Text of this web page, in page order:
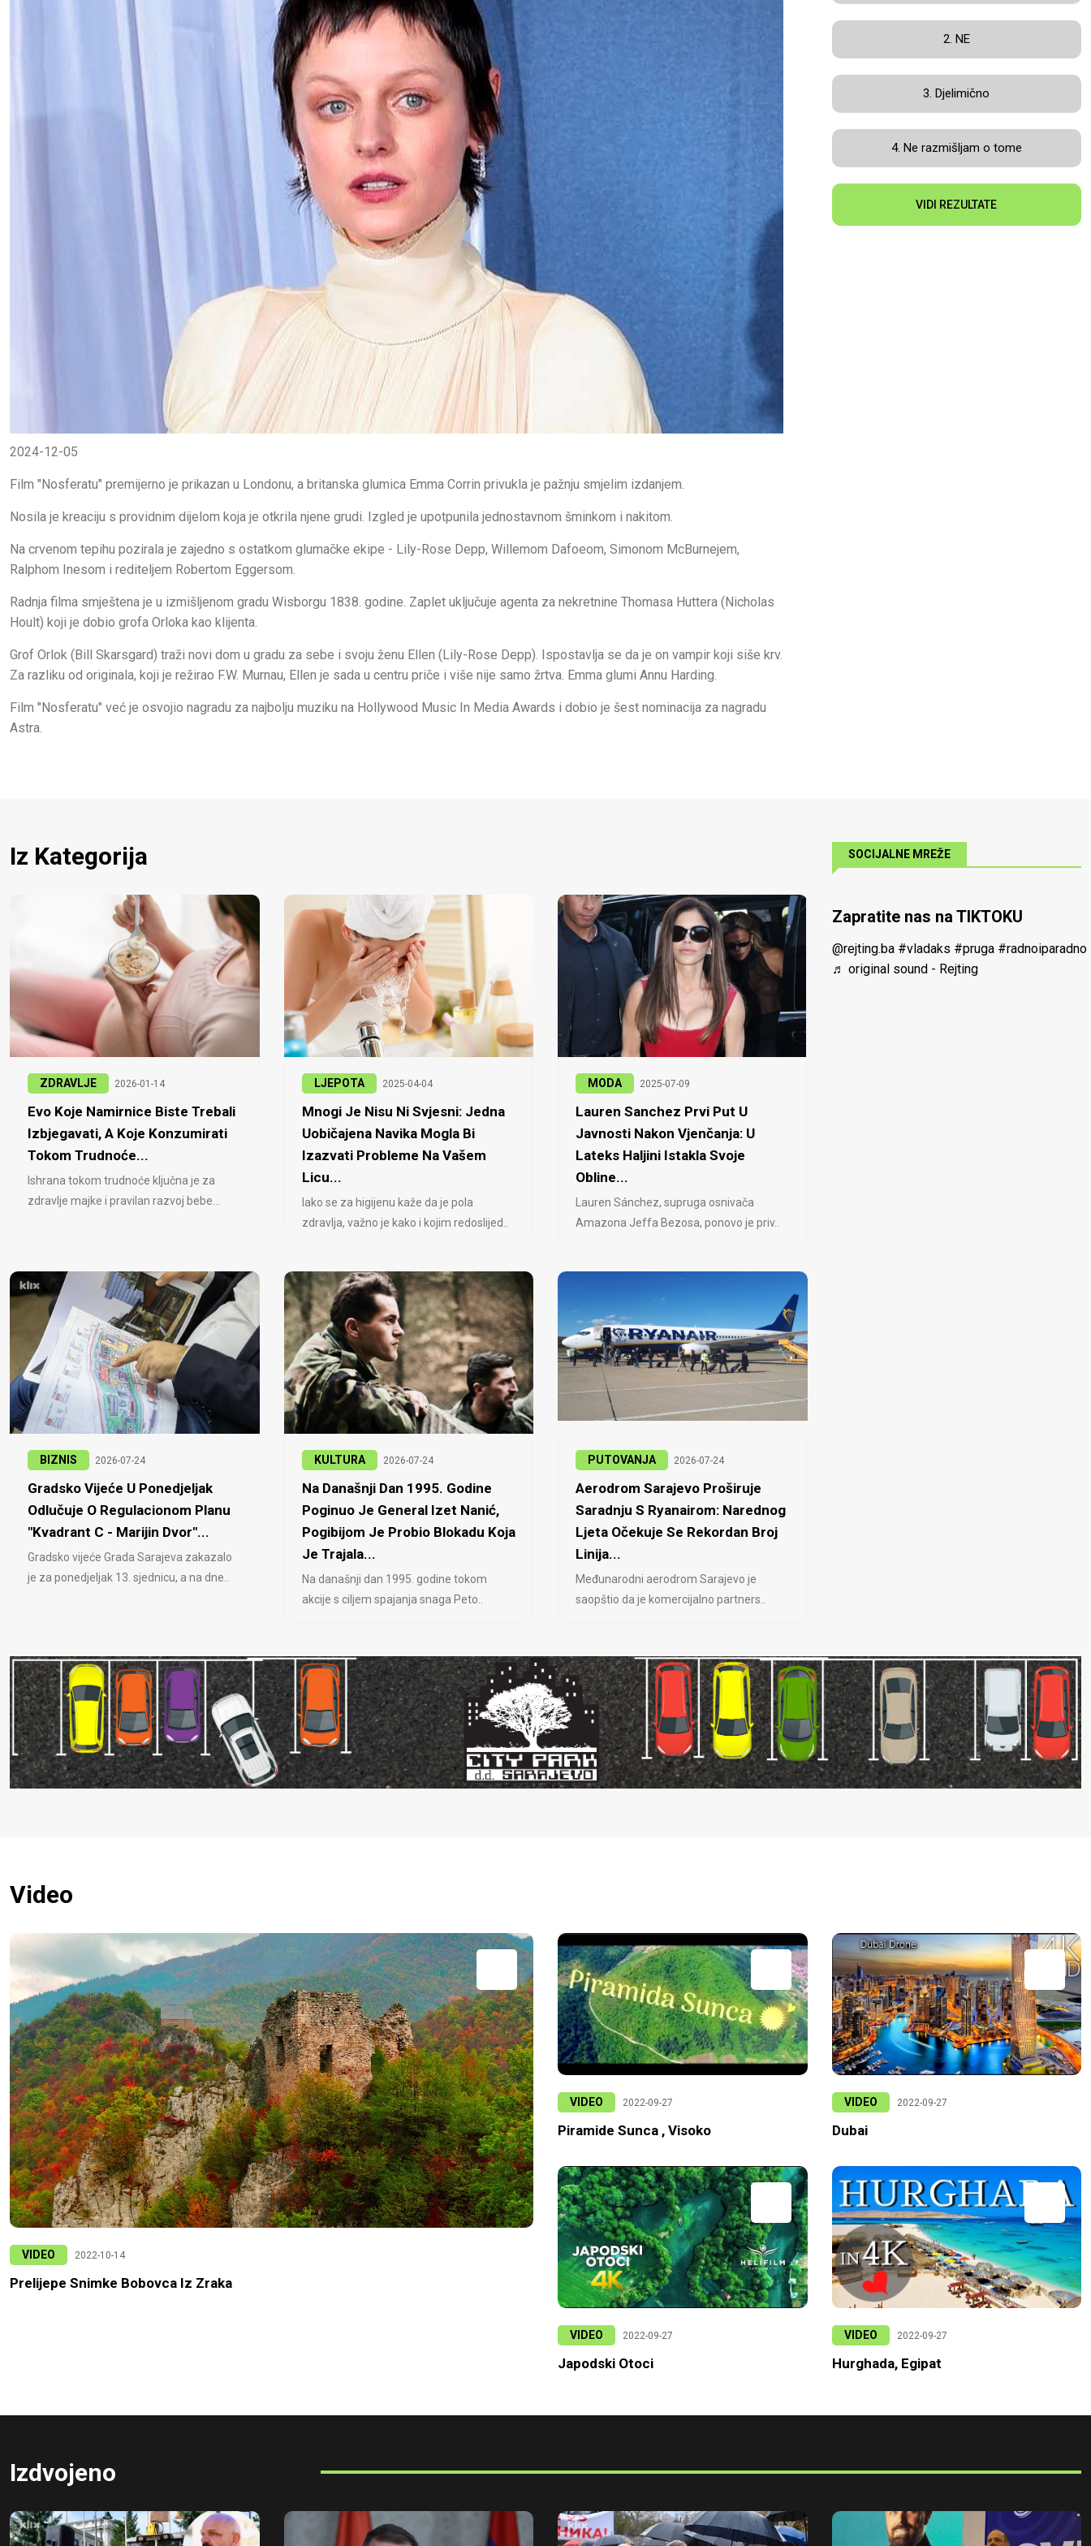
2024-12-05
Film "Nosferatu" premijerno je prikazan u Londonu, a britanska glumica Emma Corrin privukla je pažnju smjelim izdanjem.
Nosila je kreaciju s providnim dijelom koja je otkrila njene grudi. Izgled je upotpunila jednostavnom šminkom i nakitom.
Na crvenom tepihu pozirala je zajedno s ostatkom glumačke ekipe - Lily-Rose Depp, Willemom Dafoeom, Simonom McBurnejem,
Ralphom Inesom i rediteljem Robertom Eggersom.
Radnja filma smještena je u izmišljenom gradu Wisborgu 1838. godine. Zaplet uključuje agenta za nekretnine Thomasa Huttera (Nicholas
Hoult) koji je dobio grofa Orloka kao klijenta.
Grof Orlok (Bill Skarsgard) traži novi dom u gradu za sebe i svoju ženu Ellen (Lily-Rose Depp). Ispostavlja se da je on vampir koji siše krv.
Za razliku od originala, koji je režirao F.W. Murnau, Ellen je sada u centru priče i više nije samo žrtva. Emma glumi Annu Harding.
Film "Nosferatu" već je osvojio nagradu za najbolju muziku na Hollywood Music In Media Awards i dobio je šest nominacija za nagradu
Astra.
2. NE
3. Djelimično
4. Ne razmišljam o tome
VIDI REZULTATE
Iz Kategorija
ZDRAVLJE 2026-01-14
Evo Koje Namirnice Biste Trebali
Izbjegavati, A Koje Konzumirati
Tokom Trudnoće...
Ishrana tokom trudnoće ključna je za
zdravlje majke i pravilan razvoj bebe...
LJEPOTA 2025-04-04
Mnogi Je Nisu Ni Svjesni: Jedna
Uobičajena Navika Mogla Bi
Izazvati Probleme Na Vašem
Licu...
Iako se za higijenu kaže da je pola
zdravlja, važno je kako i kojim redoslijed..
MODA 2025-07-09
Lauren Sanchez Prvi Put U
Javnosti Nakon Vjenčanja: U
Lateks Haljini Istakla Svoje
Obline...
Lauren Sánchez, supruga osnivača
Amazona Jeffa Bezosa, ponovo je priv..
BIZNIS 2026-07-24
Gradsko Vijeće U Ponedjeljak
Odlučuje O Regulacionom Planu
"Kvadrant C - Marijin Dvor"...
Gradsko vijeće Grada Sarajeva zakazalo
je za ponedjeljak 13. sjednicu, a na dne..
KULTURA 2026-07-24
Na Današnji Dan 1995. Godine
Poginuo Je General Izet Nanić,
Pogibijom Je Probio Blokadu Koja
Je Trajala...
Na današnji dan 1995. godine tokom
akcije s ciljem spajanja snaga Peto..
PUTOVANJA 2026-07-24
Aerodrom Sarajevo Proširuje
Saradnju S Ryanairom: Narednog
Ljeta Očekuje Se Rekordan Broj
Linija...
Međunarodni aerodrom Sarajevo je
saopštio da je komercijalno partners..
SOCIJALNE MREŽE
Zapratite nas na TIKTOKU
@rejting.ba #vladaks #pruga #radnoiparadno
♬ original sound - Rejting
Video
VIDEO 2022-10-14
Prelijepe Snimke Bobovca Iz Zraka
VIDEO 2022-09-27
Piramide Sunca , Visoko
VIDEO 2022-09-27
Japodski Otoci
VIDEO 2022-09-27
Dubai
VIDEO 2022-09-27
Hurghada, Egipat
Izdvojeno